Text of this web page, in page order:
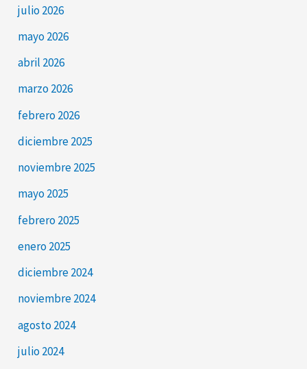
julio 2026
mayo 2026
abril 2026
marzo 2026
febrero 2026
diciembre 2025
noviembre 2025
mayo 2025
febrero 2025
enero 2025
diciembre 2024
noviembre 2024
agosto 2024
julio 2024